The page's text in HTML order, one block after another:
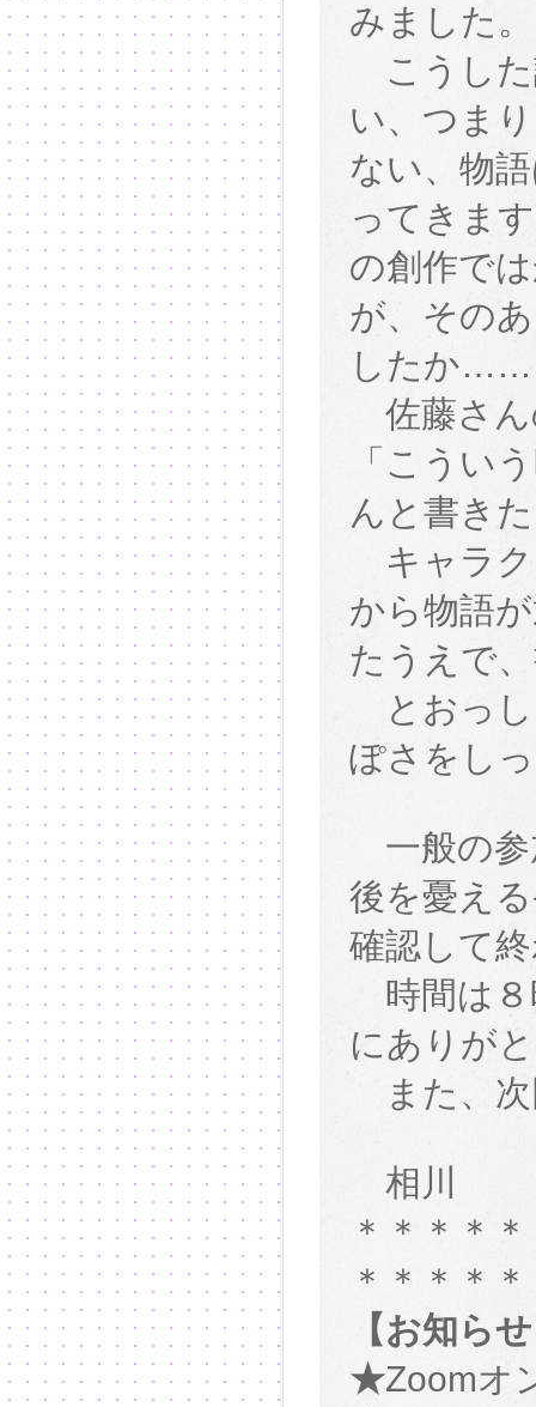
みました。
こうした
い、つま
ない、物
ってきま
の創作で
が、その
したか……
佐藤さん
「こうい
んと書き
キャラク
から物語
たうえで
とおっし
ぽさをし
一般の参
後を憂え
確認して
時間は８
にありが
また、次
相川
＊＊＊＊
＊＊＊＊
【お知ら
★Zoomオ